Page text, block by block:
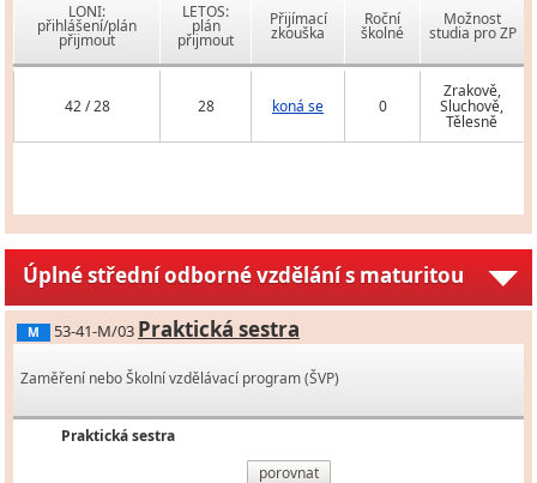
LONI:
přihlášení/plán
přijmout
LETOS:
plán
přijmout
Přijímací
zkouška
Roční
školné
Možnost
studia pro ZP
42 / 28 28 koná se 0
Zrakově,
Sluchově,
Tělesně
Úplné střední odborné vzdělání s maturitou
M 53-41-M/03 Praktická sestra
Zaměření nebo Školní vzdělávací program (ŠVP)
Praktická sestra
porovnat